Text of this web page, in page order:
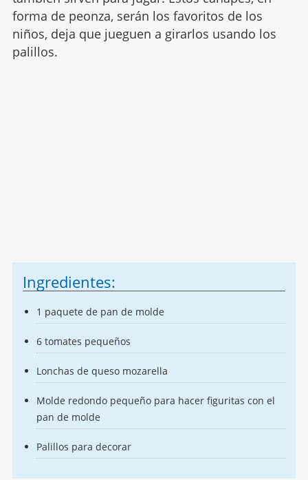
forma de peonza, serán los favoritos de los
niños, deja que jueguen a girarlos usando los
palillos.
Ingredientes:
1 paquete de pan de molde
6 tomates pequeños
Lonchas de queso mozarella
Molde redondo pequeño para hacer figuritas con el
pan de molde
Palillos para decorar